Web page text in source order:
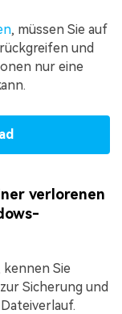
, müssen Sie auf
und
nur eine
verlorenen
Sie
Sicherung und